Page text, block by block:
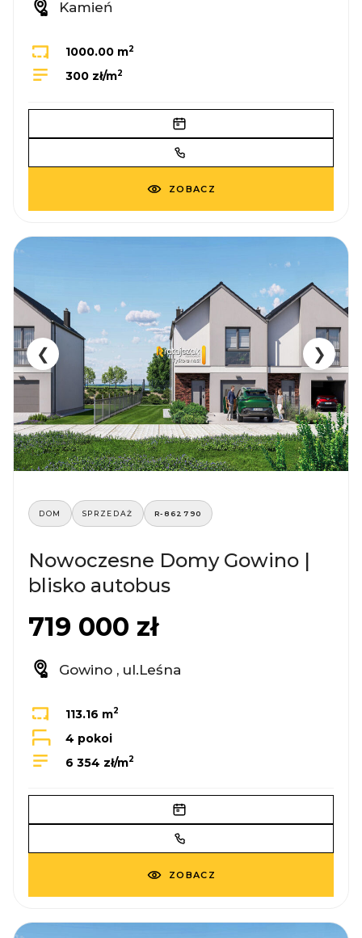
Kamień
1000.00 m2
300 zł/m2
ZOBACZ
❮ ❯
DOM SPRZEDAŻ R-862790
Nowoczesne Domy Gowino |
blisko autobus
719 000 zł
Gowino , ul.Leśna
113.16 m2
4 pokoi
6 354 zł/m2
ZOBACZ